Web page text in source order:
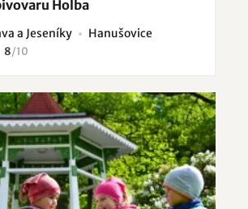
Holba
a Jeseníky Hanušovice
8/10